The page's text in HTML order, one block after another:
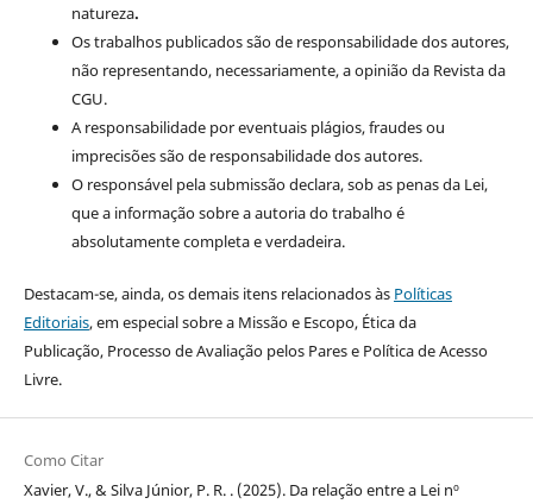
natureza.
Os trabalhos publicados são de responsabilidade dos autores,
não representando, necessariamente, a opinião da Revista da
CGU.
A responsabilidade por eventuais plágios, fraudes ou
imprecisões são de responsabilidade dos autores.
O responsável pela submissão declara, sob as penas da Lei,
que a informação sobre a autoria do trabalho é
absolutamente completa e verdadeira.
Destacam-se, ainda, os demais itens relacionados às Políticas
Editoriais, em especial sobre a Missão e Escopo, Ética da
Publicação, Processo de Avaliação pelos Pares e Política de Acesso
Livre.
Como Citar
Xavier, V., & Silva Júnior, P. R. . (2025). Da relação entre a Lei nº